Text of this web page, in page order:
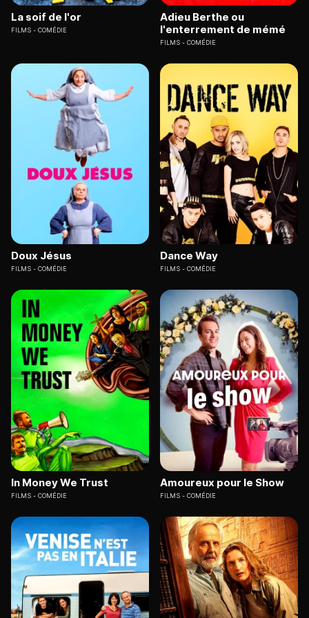
La soif de l'or
FILMS COMÉDIE
Adieu Berthe ou
l'enterrement de mémé
FILMS COMÉDIE
Doux Jésus
FILMS COMÉDIE
Dance Way
FILMS COMÉDIE
In Money We Trust
FILMS COMÉDIE
Amoureux pour le Show
FILMS COMÉDIE